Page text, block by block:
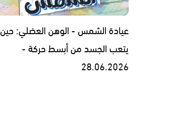
عيادة الشمس - الوهن العضلي: حين
يتعب الجسد من أبسط حركة -
28.06.2026